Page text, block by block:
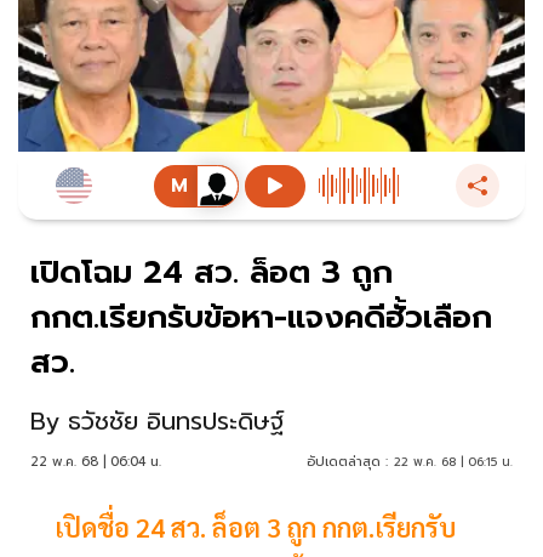
เปิดโฉม 24 สว. ล็อต 3 ถูก
กกต.เรียกรับข้อหา-แจงคดีฮั้วเลือก
สว.
By ธวัชชัย อินทรประดิษฐ์
22 พ.ค. 68 | 06:04 น. อัปเดตล่าสุด : 22 พ.ค. 68 | 06:15 น.
เปิดชื่อ 24 สว. ล็อต 3 ถูก กกต.เรียกรับ